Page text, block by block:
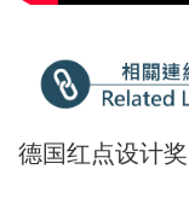
德国红点设计奖